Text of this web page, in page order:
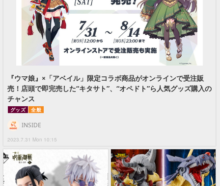
『ウマ娘』×「アベイル」限定コラボ商品がオンラインで受注販
売！店頭で即完売した“キタサト”、“オペドト”ら人気グッズ購入の
チャンス
グッズ 全般
2023.7.31 Mon 10:15
INSIDE